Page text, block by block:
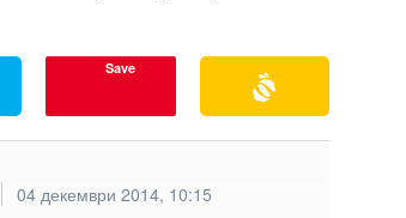
Save
04 декември 2014, 10:15